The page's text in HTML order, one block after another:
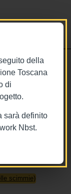
della
Toscana
di
sarà definito
Nbst.
cosa
scimmie)